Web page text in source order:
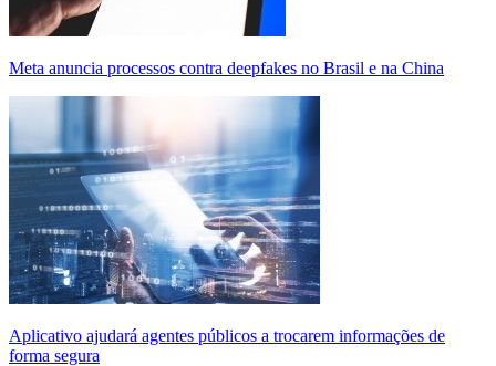
Meta anuncia processos contra deepfakes no Brasil e na China
Aplicativo ajudará agentes públicos a trocarem informações de
forma segura